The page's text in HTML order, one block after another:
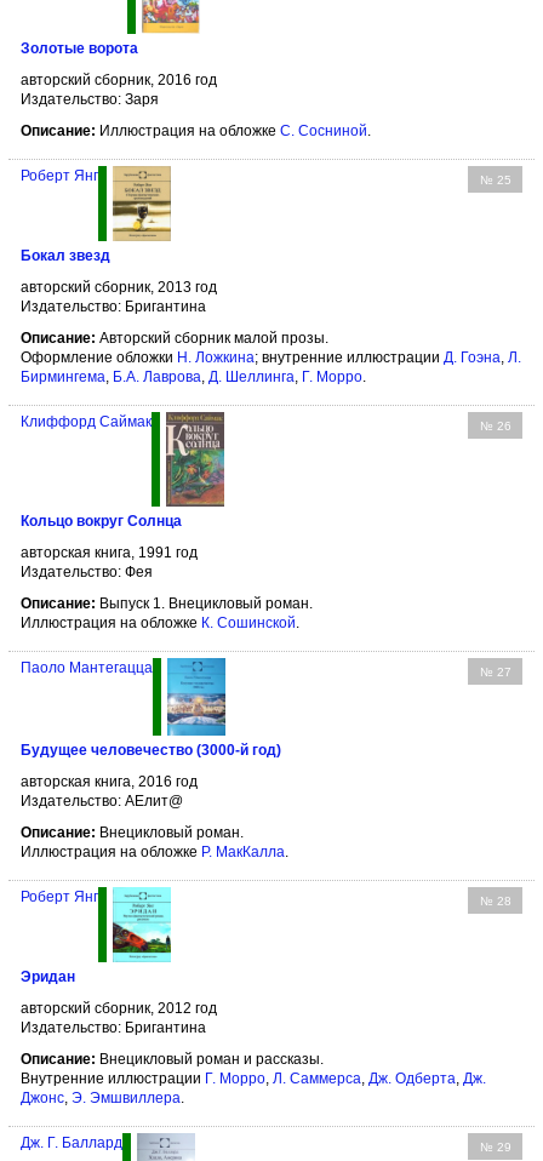
Золотые ворота
авторский сборник, 2016 год
Издательство: Заря
Описание: Иллюстрация на обложке С. Сосниной.
№ 25
Роберт Янг
Бокал звезд
авторский сборник, 2013 год
Издательство: Бригантина
Описание: Авторский сборник малой прозы.
Оформление обложки Н. Ложкина; внутренние иллюстрации Д. Гоэна, Л.
Бирмингема, Б.А. Лаврова, Д. Шеллинга, Г. Морро.
№ 26
Клиффорд Саймак
Кольцо вокруг Солнца
авторская книга, 1991 год
Издательство: Фея
Описание: Выпуск 1. Внецикловый роман.
Иллюстрация на обложке К. Сошинской.
№ 27
Паоло Мантегацца
Будущее человечество (3000-й год)
авторская книга, 2016 год
Издательство: АЕлит@
Описание: Внецикловый роман.
Иллюстрация на обложке Р. МакКалла.
№ 28
Роберт Янг
Эридан
авторский сборник, 2012 год
Издательство: Бригантина
Описание: Внецикловый роман и рассказы.
Внутренние иллюстрации Г. Морро, Л. Саммерса, Дж. Одберта, Дж.
Джонс, Э. Эмшвиллера.
№ 29
Дж. Г. Баллард